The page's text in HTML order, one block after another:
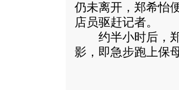
仍未离开，郑希怡
店员驱赶记者。
约半小时后，郑
影，即急步跑上保